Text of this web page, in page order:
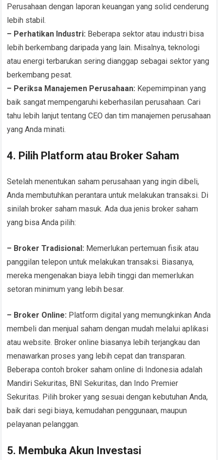
Perusahaan dengan laporan keuangan yang solid cenderung
lebih stabil.
– Perhatikan Industri: Beberapa sektor atau industri bisa
lebih berkembang daripada yang lain. Misalnya, teknologi
atau energi terbarukan sering dianggap sebagai sektor yang
berkembang pesat.
– Periksa Manajemen Perusahaan: Kepemimpinan yang
baik sangat mempengaruhi keberhasilan perusahaan. Cari
tahu lebih lanjut tentang CEO dan tim manajemen perusahaan
yang Anda minati.
4. Pilih Platform atau Broker Saham
Setelah menentukan saham perusahaan yang ingin dibeli,
Anda membutuhkan perantara untuk melakukan transaksi. Di
sinilah broker saham masuk. Ada dua jenis broker saham
yang bisa Anda pilih:
– Broker Tradisional: Memerlukan pertemuan fisik atau
panggilan telepon untuk melakukan transaksi. Biasanya,
mereka mengenakan biaya lebih tinggi dan memerlukan
setoran minimum yang lebih besar.
– Broker Online: Platform digital yang memungkinkan Anda
membeli dan menjual saham dengan mudah melalui aplikasi
atau website. Broker online biasanya lebih terjangkau dan
menawarkan proses yang lebih cepat dan transparan.
Beberapa contoh broker saham online di Indonesia adalah
Mandiri Sekuritas, BNI Sekuritas, dan Indo Premier
Sekuritas. Pilih broker yang sesuai dengan kebutuhan Anda,
baik dari segi biaya, kemudahan penggunaan, maupun
pelayanan pelanggan.
5. Membuka Akun Investasi